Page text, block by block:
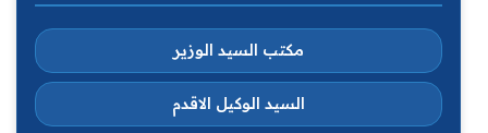
مكتب السيد الوزير
السيد الوكيل الاقدم